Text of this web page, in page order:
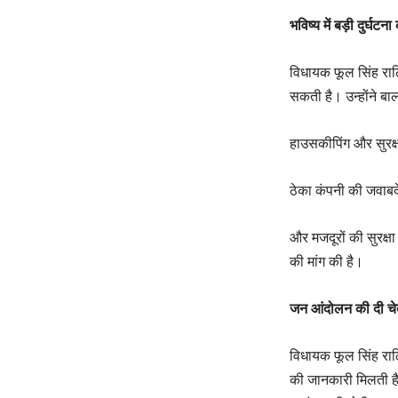
भविष्य में बड़ी
विधायक फूल सिंह
सकती है। उन्होंने
हाउसकीपिंग और
ठेका कंपनी की
और मजदूरों की
की मांग की है।
जन आंदोलन की दी
विधायक फूल सिंह
की जानकारी